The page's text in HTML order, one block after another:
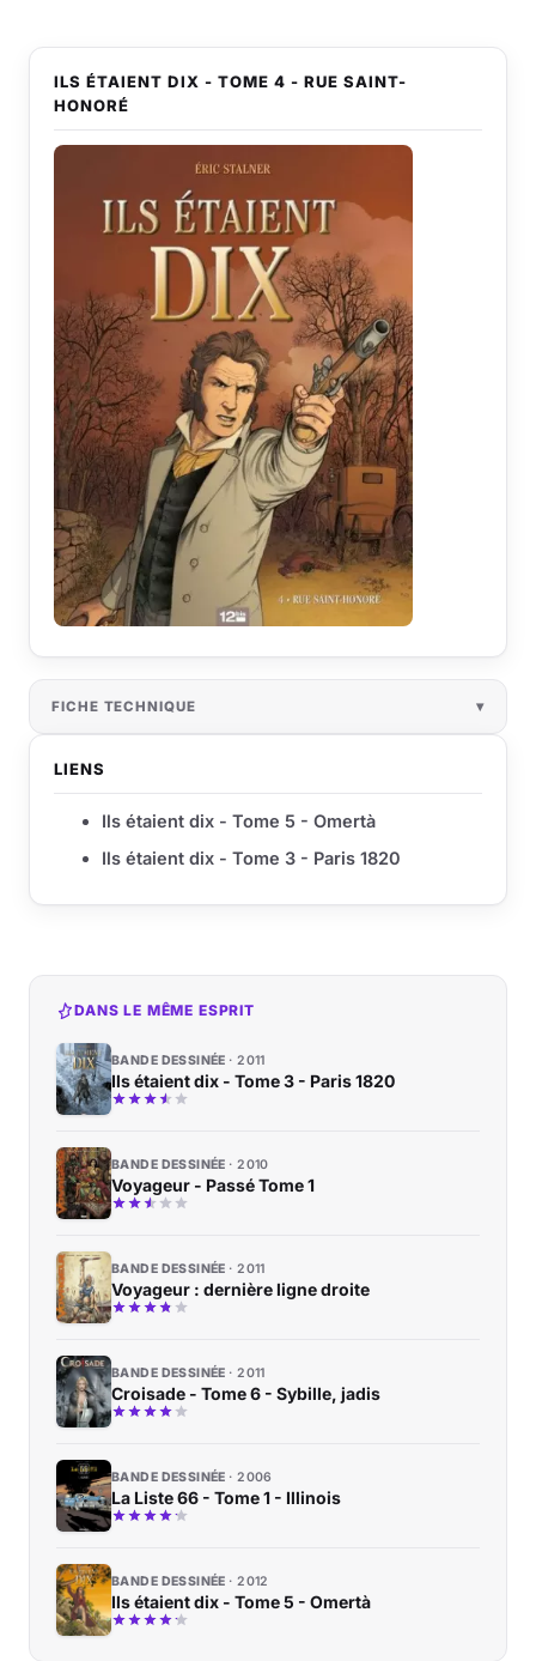
ILS ÉTAIENT DIX - TOME 4 - RUE SAINT-
HONORÉ
FICHE TECHNIQUE
LIENS
Ils étaient dix - Tome 5 - Omertà
Ils étaient dix - Tome 3 - Paris 1820
DANS LE MÊME ESPRIT
BANDE DESSINÉE 2011
Ils étaient dix - Tome 3 - Paris 1820
BANDE DESSINÉE 2010
Voyageur - Passé Tome 1
BANDE DESSINÉE 2011
Voyageur : dernière ligne droite
BANDE DESSINÉE 2011
Croisade - Tome 6 - Sybille, jadis
BANDE DESSINÉE 2006
La Liste 66 - Tome 1 - Illinois
BANDE DESSINÉE 2012
Ils étaient dix - Tome 5 - Omertà